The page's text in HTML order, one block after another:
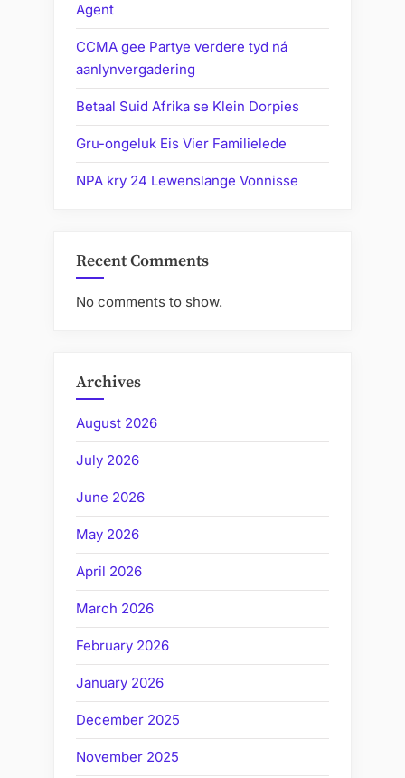
Agent
CCMA gee Partye verdere tyd ná
aanlynvergadering
Betaal Suid Afrika se Klein Dorpies
Gru-ongeluk Eis Vier Familielede
NPA kry 24 Lewenslange Vonnisse
Recent Comments
No comments to show.
Archives
August 2026
July 2026
June 2026
May 2026
April 2026
March 2026
February 2026
January 2026
December 2025
November 2025